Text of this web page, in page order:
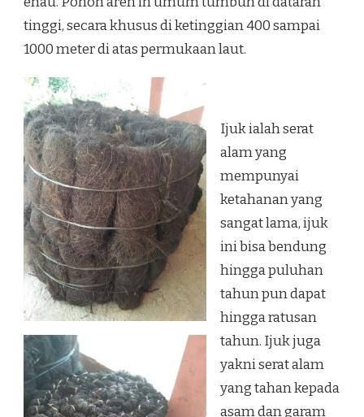
tinggi, secara khusus di ketinggian 400 sampai
1000 meter di atas permukaan laut.
Ijuk ialah serat
alam yang
mempunyai
ketahanan yang
sangat lama, ijuk
ini bisa bendung
hingga puluhan
tahun pun dapat
hingga ratusan
tahun. Ijuk juga
yakni serat alam
yang tahan kepada
asam dan garam